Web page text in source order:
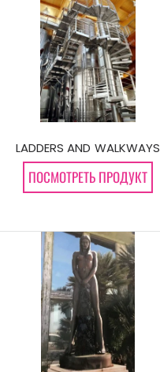
LADDERS AND WALKWAYS
ПОСМОТРЕТЬ ПРОДУКТ